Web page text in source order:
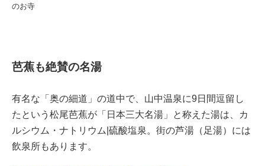
のお寺
芭蕉も絶賛の名湯
有名な「奥の細道」の道中で、山中温泉に9日間逗留し
たという松尾芭蕉が「日本三大名湯」と称えた湯は、カ
ルシウム・ナトリウム|硫酸塩泉。街の芦湯（足湯）には
飲泉所もあります。